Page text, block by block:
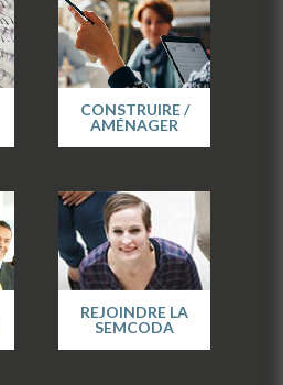
CONSTRUIRE /
AMÉNAGER
REJOINDRE LA
SEMCODA